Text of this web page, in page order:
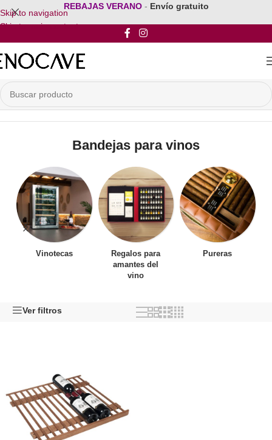
Skip to navigation
Skip to main content
REBAJAS VERANO - Envío gratuito
Inicio/Mobiliario para vinos/Bandejas para vinos
Bandejas para vinos
Vinotecas
Regalos para
amantes del
vino
Pureras
Ver filtros